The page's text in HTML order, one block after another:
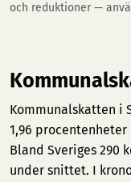
och reduktioner —
Kommunalskatten i
1,96 procentenheter
Bland Sveriges 290
under snittet. I